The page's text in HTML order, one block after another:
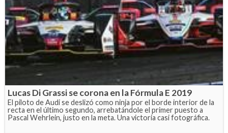
Lucas Di Grassi se corona en la Fórmula E 2019
El piloto de Audi se deslizó como ninja por el borde interior de la
recta en el último segundo, arrebatándole el primer puesto a
Pascal Wehrlein, justo en la meta. Una victoria casi fotográfica.